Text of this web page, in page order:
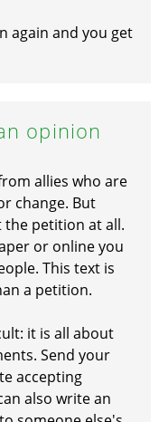
again and you get
opinion
allies who are
change. But
the petition at all.
or online you
This text is
a petition.
it is all about
Send your
accepting
also write an